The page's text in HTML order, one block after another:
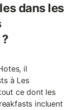
dans les
il
à Les
ce dont les
incluent